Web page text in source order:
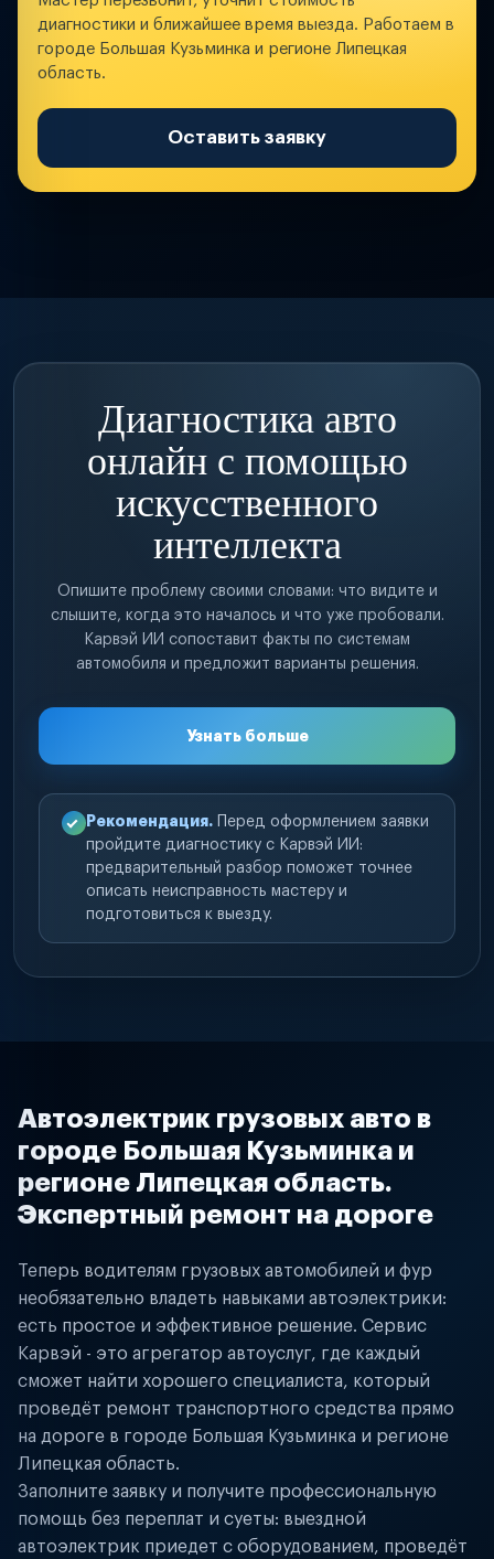
диагностики и ближайшее время выезда. Работаем в
городе Большая Кузьминка и регионе Липецкая
область.
Оставить заявку
Диагностика авто
онлайн с помощью
искусственного
интеллекта
Опишите проблему своими словами: что видите и
слышите, когда это началось и что уже пробовали.
Карвэй ИИ сопоставит факты по системам
автомобиля и предложит варианты решения.
Узнать больше
Рекомендация. Перед оформлением заявки
пройдите диагностику с Карвэй ИИ:
предварительный разбор поможет точнее
описать неисправность мастеру и
подготовиться к выезду.
Автоэлектрик грузовых авто в
городе Большая Кузьминка и
регионе Липецкая область.
Экспертный ремонт на дороге
Теперь водителям грузовых автомобилей и фур
необязательно владеть навыками автоэлектрики:
есть простое и эффективное решение. Сервис
Карвэй - это агрегатор автоуслуг, где каждый
сможет найти хорошего специалиста, который
проведёт ремонт транспортного средства прямо
на дороге в городе Большая Кузьминка и регионе
Липецкая область.
Заполните заявку и получите профессиональную
помощь без переплат и суеты: выездной
автоэлектрик приедет с оборудованием, проведёт